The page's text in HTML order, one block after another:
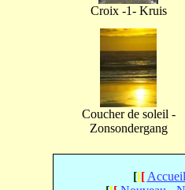
Croix -1- Kruis
Coucher de soleil -
Zonsondergang
[[[